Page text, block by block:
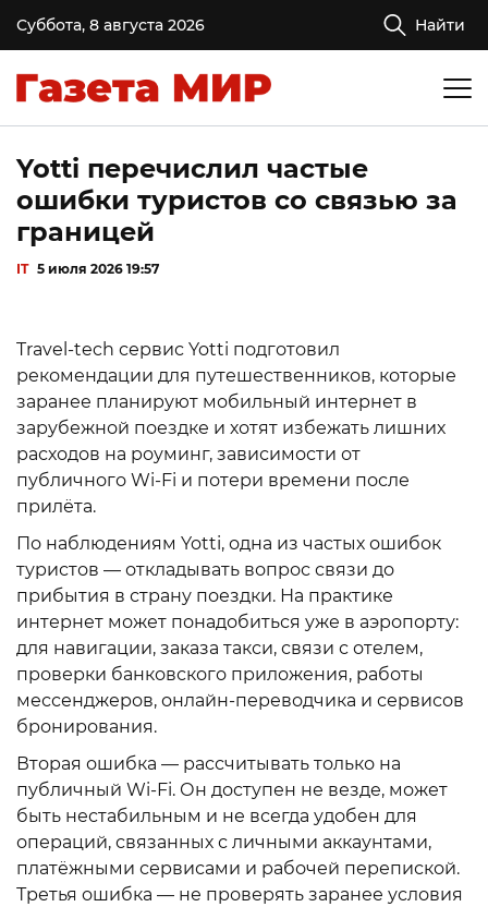
Суббота, 8 августа 2026 Найти
Yotti перечислил частые
ошибки туристов со связью за
границей
IT 5 июля 2026 19:57
Travel-tech сервис Yotti подготовил
рекомендации для путешественников, которые
заранее планируют мобильный интернет в
зарубежной поездке и хотят избежать лишних
расходов на роуминг, зависимости от
публичного Wi-Fi и потери времени после
прилёта.
По наблюдениям Yotti, одна из частых ошибок
туристов — откладывать вопрос связи до
прибытия в страну поездки. На практике
интернет может понадобиться уже в аэропорту:
для навигации, заказа такси, связи с отелем,
проверки банковского приложения, работы
мессенджеров, онлайн-переводчика и сервисов
бронирования.
Вторая ошибка — рассчитывать только на
публичный Wi-Fi. Он доступен не везде, может
быть нестабильным и не всегда удобен для
операций, связанных с личными аккаунтами,
платёжными сервисами и рабочей перепиской.
Третья ошибка — не проверять заранее условия